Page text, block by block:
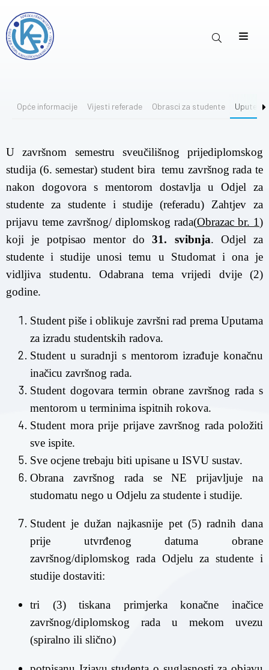
Opće informacije Vijesti referade Obrasci za studente Upute
U završnom semestru sveučilišnog prijediplomskog
studija (6. semestar) student bira temu završnog rada te
nakon dogovora s mentorom dostavlja u Odjel za
studente za studente i studije (referadu) Zahtjev za
prijavu teme završnog/ diplomskog rada(Obrazac br. 1)
koji je potpisao mentor do31. svibnja. Odjel za
studente i studije unosi temu u Studomat i ona je
vidljiva studentu. Odabrana tema vrijedi dvije (2)
godine.
Student piše i oblikuje završni rad prema Uputama
za izradu studentskih radova.
Student u suradnji s mentorom izrađuje konačnu
inačicu završnog rada.
Student dogovara termin obrane završnog rada s
mentorom u terminima ispitnih rokova.
Student mora prije prijave završnog rada položiti
sve ispite.
Sve ocjene trebaju biti upisane u ISVU sustav.
Obrana završnog rada se NE prijavljuje na
studomatu nego u Odjelu za studente i studije.
Student je dužan najkasnije pet (5) radnih dana
prije utvrđenog datuma obrane
završnog/diplomskog rada Odjelu za studente i
studije dostaviti:
tri (3) tiskana primjerka konačne inačice
završnog/diplomskog rada u mekom uvezu
(spiralno ili slično)